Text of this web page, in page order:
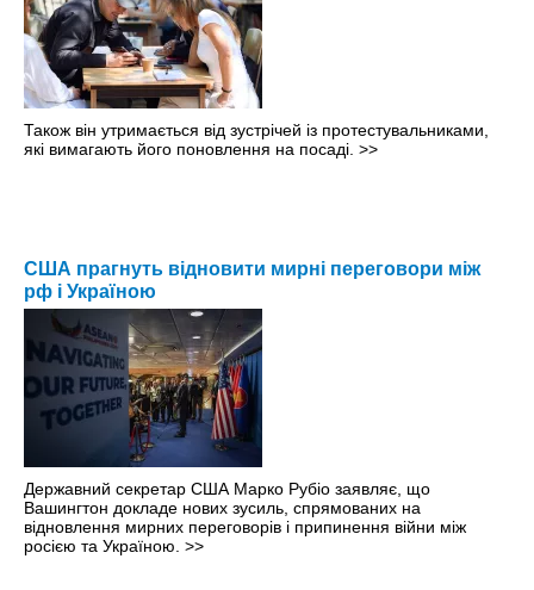
Також він утримається від зустрічей із протестувальниками,
які вимагають його поновлення на посаді. >>
США прагнуть відновити мирні переговори між
рф і Україною
Державний секретар США Марко Рубіо заявляє, що
Вашингтон докладе нових зусиль, спрямованих на
відновлення мирних переговорів і припинення війни між
росією та Україною. >>